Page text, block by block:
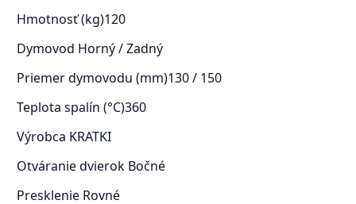
Hmotnosť (kg)120
Dymovod Horný / Zadný
Priemer dymovodu (mm)130 / 150
Teplota spalín (°C)360
Výrobca KRATKI
Otváranie dvierok Bočné
Presklenie Rovné